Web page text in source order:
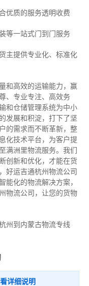
优质的服务透明收费
等一站式门到门服务
主提供专业化、标准化
和高效的运输能力，赢
、专业专注、高效务
和仓储管理系统为中小
发展和积淀，打下了坚
的需求而不断革新，整
化技术平台，为客户提
满洲里物流服务。 我们
创新和优化，才能在货
好运吉通杭州物流公司
能化的物流解决方案，
物流公司，让您的货物
州到内蒙古物流专线
详细说明